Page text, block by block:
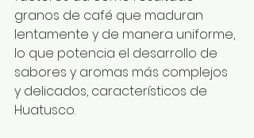
granos de café que maduran
lentamente y de manera uniforme,
lo que potencia el desarrollo de
sabores y aromas más complejos
y delicados, característicos de
Huatusco.